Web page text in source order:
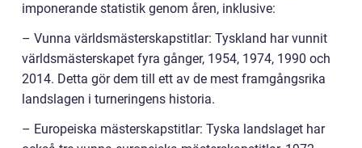
imponerande statistik genom åren, inklusive:
– Vunna världsmästerskapstitlar: Tyskland har vunnit
världsmästerskapet fyra gånger, 1954, 1974, 1990 och
2014. Detta gör dem till ett av de mest framgångsrika
landslagen i turneringens historia.
– Europeiska mästerskapstitlar: Tyska landslaget har